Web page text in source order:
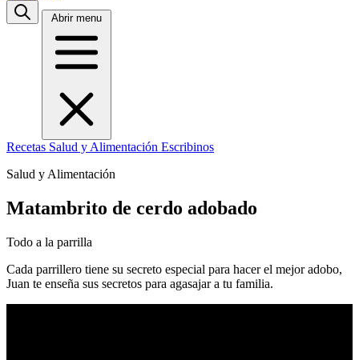
Abrir menu
Recetas Salud y Alimentación Escribinos
Salud y Alimentación
Matambrito de cerdo adobado
Todo a la parrilla
Cada parrillero tiene su secreto especial para hacer el mejor adobo,
Juan te enseña sus secretos para agasajar a tu familia.